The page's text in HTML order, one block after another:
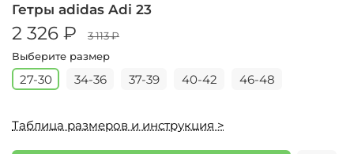
Гетры adidas Adi 23
2 326 ₽
3 113 ₽
Выберите размер
27-30 34-36 37-39 40-42 46-48
Таблица размеров и инструкция >